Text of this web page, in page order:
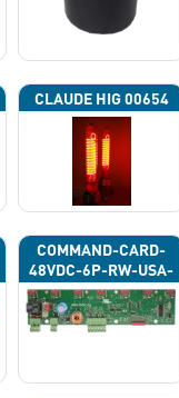
CLAUDE HIG 00654
COMMAND-CARD-
48VDC-6P-RW-USA-
43J